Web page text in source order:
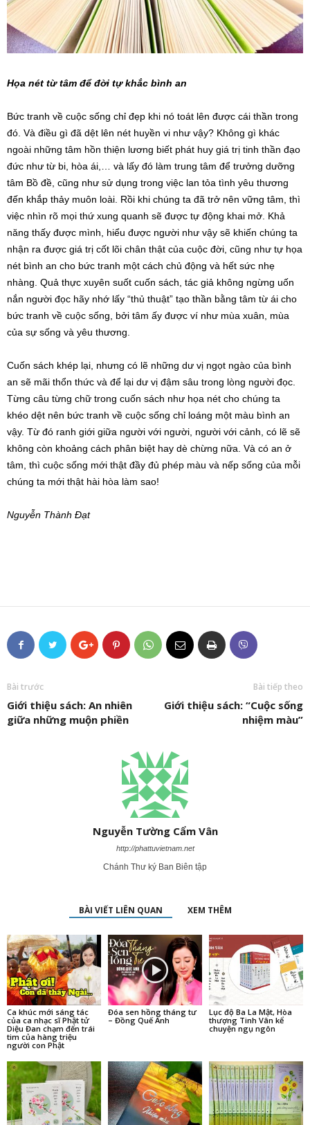
Họa nét từ tâm để đời tự khắc bình an
Bức tranh về cuộc sống chỉ đẹp khi nó toát lên được cái thần trong
đó. Và điều gì đã dệt lên nét huyền vi như vậy? Không gì khác
ngoài những tâm hồn thiện lương biết phát huy giá trị tinh thần đạo
đức như từ bi, hòa ái,… và lấy đó làm trung tâm để trưởng dưỡng
tâm Bồ đề, cũng như sử dụng trong việc lan tỏa tình yêu thương
đến khắp thảy muôn loài. Rồi khi chúng ta đã trở nên vững tâm, thì
việc nhìn rõ mọi thứ xung quanh sẽ được tự động khai mở. Khả
năng thấy được mình, hiểu được người như vậy sẽ khiến chúng ta
nhận ra được giá trị cốt lõi chân thật của cuộc đời, cũng như tự họa
nét bình an cho bức tranh một cách chủ động và hết sức nhẹ
nhàng. Quả thực xuyên suốt cuốn sách, tác giả không ngừng uốn
nắn người đọc hãy nhớ lấy “thủ thuật” tạo thần bằng tâm từ ái cho
bức tranh về cuộc sống, bởi tâm ấy được ví như mùa xuân, mùa
của sự sống và yêu thương.
Cuốn sách khép lại, nhưng có lẽ những dư vị ngọt ngào của bình
an sẽ mãi thổn thức và để lại dư vị đậm sâu trong lòng người đọc.
Từng câu từng chữ trong cuốn sách như họa nét cho chúng ta
khéo dệt nên bức tranh về cuộc sống chỉ loáng một màu bình an
vậy. Từ đó ranh giới giữa người với người, người với cảnh, có lẽ sẽ
không còn khoảng cách phân biệt hay dè chừng nữa. Và có an ở
tâm, thì cuộc sống mới thật đầy đủ phép màu và nếp sống của mỗi
chúng ta mới thật hài hòa làm sao!
Nguyễn Thành Đạt
Bài trước
Giới thiệu sách: An nhiên
giữa những muộn phiền
Bài tiếp theo
Giới thiệu sách: “Cuộc sống
nhiệm màu”
Nguyễn Tường Cẩm Vân
http://phattuvietnam.net
Chánh Thư ký Ban Biên tập
BÀI VIẾT LIÊN QUAN XEM THÊM
Ca khúc mới sáng tác
của ca nhạc sĩ Phật tử
Diệu Đan chạm đến trái
tim của hàng triệu
người con Phật
Đóa sen hồng tháng tư
– Đồng Quế Anh
Lục độ Ba La Mật, Hòa
thượng Tinh Vân kể
chuyện ngụ ngôn